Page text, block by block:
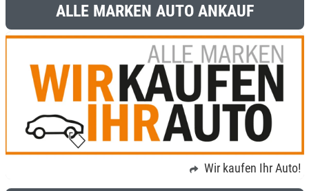
ALLE MARKEN AUTO ANKAUF
Wir kaufen Ihr Auto!